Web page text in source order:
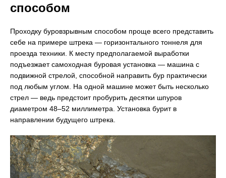
способом
Проходку буровзрывным способом проще всего представить
себе на примере штрека — горизонтального тоннеля для
проезда техники. К месту предполагаемой выработки
подъезжает самоходная буровая установка — машина с
подвижной стрелой, способной направить бур практически
под любым углом. На одной машине может быть несколько
стрел — ведь предстоит пробурить десятки шпуров
диаметром 48–52 миллиметра. Установка бурит в
направлении будущего штрека.